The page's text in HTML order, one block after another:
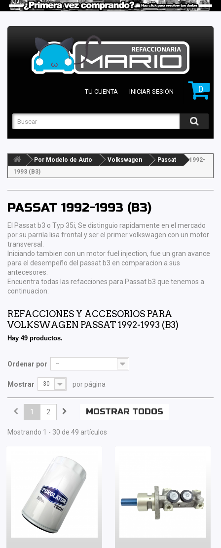
0
TU CUENTA INICIAR SESIÓN
Por Modelo de Auto Volkswagen Passat
1992-
1993 (B3)
PASSAT 1992-1993 (B3)
El Passat b3 o Typ 35i, Se distinguio rapidamente en el mercado
por su parrila lisa frontal y ser el primer volkswagen con un motor
transversal.
Iniciando tambien con un motor fuel injection, fue un gran avance
para el desempeño del passat b3 en comparacion a sus
antecesores.
Encuentra todas las refacciones para Passat b3 que tenemos a
continuacion:
REFACCIONES Y ACCESORIOS PARA
VOLKSWAGEN PASSAT 1992-1993 (B3)
Hay 49 productos.
Ordenar por --
Mostrar 30 por página
MOSTRAR TODOS
1 2
Mostrando 1 - 30 de 49 artículos